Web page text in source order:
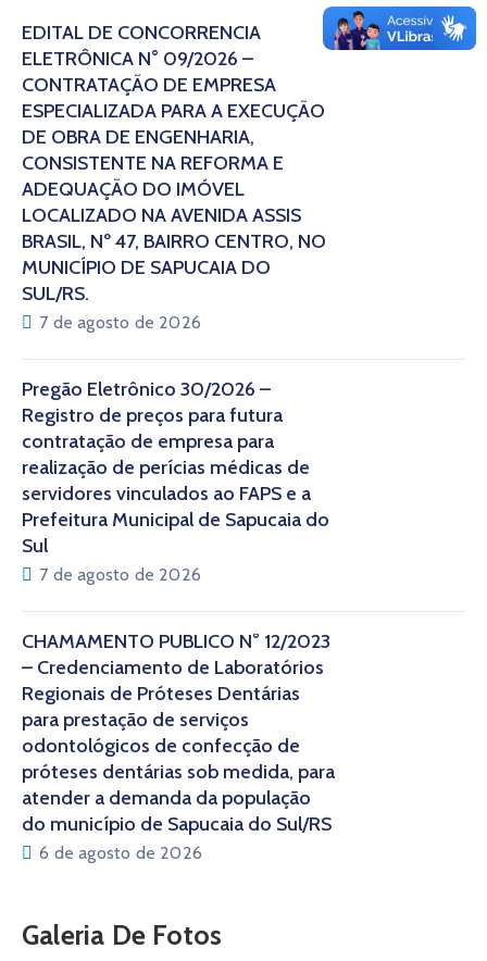
EDITAL DE CONCORRÊNCIA
ELETRÔNICA N° 09/2026 –
CONTRATAÇÃO DE EMPRESA
ESPECIALIZADA PARA A EXECUÇÃO
DE OBRA DE ENGENHARIA,
CONSISTENTE NA REFORMA E
ADEQUAÇÃO DO IMÓVEL
LOCALIZADO NA AVENIDA ASSIS
BRASIL, Nº 47, BAIRRO CENTRO, NO
MUNICÍPIO DE SAPUCAIA DO
SUL/RS.
7 de agosto de 2026
Pregão Eletrônico 30/2026 –
Registro de preços para futura
contratação de empresa para
realização de perícias médicas de
servidores vinculados ao FAPS e a
Prefeitura Municipal de Sapucaia do
Sul
7 de agosto de 2026
CHAMAMENTO PÚBLICO N° 12/2023
– Credenciamento de Laboratórios
Regionais de Próteses Dentárias
para prestação de serviços
odontológicos de confecção de
próteses dentárias sob medida, para
atender a demanda da população
do município de Sapucaia do Sul/RS
6 de agosto de 2026
Galeria De Fotos